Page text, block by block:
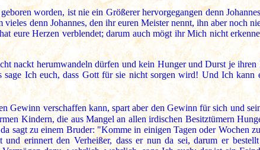
worden, ist nie ein Größerer hervorgegangen denn
denn Johannes, den ihr euren Meister nennt, ihn aber noch
eure Herzen verblendet; darum auch mögt ihr Mich nicht
nackt herumwandeln dürfen und kein Hunger und Durst je ihren
Ich euch, dass Gott für sie nicht sorgen wird! Und Ich kann
Gewinn verschaffen kann, spart aber den Gewinn für sich und
Kindern, die aus Mangel an allen irdischen Besitztümern
sagt zu einem Bruder: "Komme in einigen Tagen oder Wochen
erinnert den Verheißer, dass er nun da sei, darum er